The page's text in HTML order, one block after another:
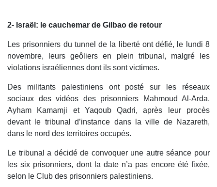
2- Israël: le cauchemar de Gilbao de retour
Les prisonniers du tunnel de la liberté ont défié, le lundi 8
novembre, leurs geôliers en plein tribunal, malgré les
violations israéliennes dont ils sont victimes.
Des militants palestiniens ont posté sur les réseaux
sociaux des vidéos des prisonniers Mahmoud Al-Arda,
Ayham Kamamji et Yaqoub Qadri, après leur procès
devant le tribunal d’instance dans la ville de Nazareth,
dans le nord des territoires occupés.
Le tribunal a décidé de convoquer une autre séance pour
les six prisonniers, dont la date n’a pas encore été fixée,
selon le Club des prisonniers palestiniens.